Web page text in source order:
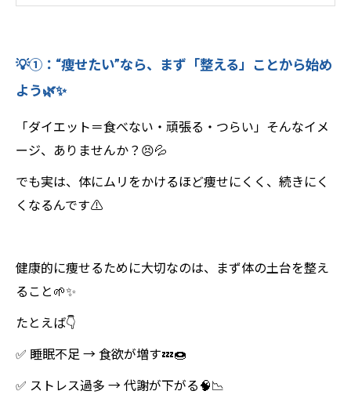
💤🌙
🧠⑤：継続の秘訣は“感情に寄り添うこと”🌷💬
🚪⑥：“変わりたい”と思った今が、最高のスタ
✨
💡①：“痩せたい”なら、まず「整える」ことから始め
よう🌿✨
「ダイエット＝食べない・頑張る・つらい」そんなイメ
ージ、ありませんか？😣💦
でも実は、体にムリをかけるほど痩せにくく、続きにく
くなるんです⚠️
健康的に痩せるために大切なのは、まず体の土台を整え
ること🌱✨
たとえば👇
✅ 睡眠不足 → 食欲が増す💤🍩
✅ ストレス過多 → 代謝が下がる🧠📉